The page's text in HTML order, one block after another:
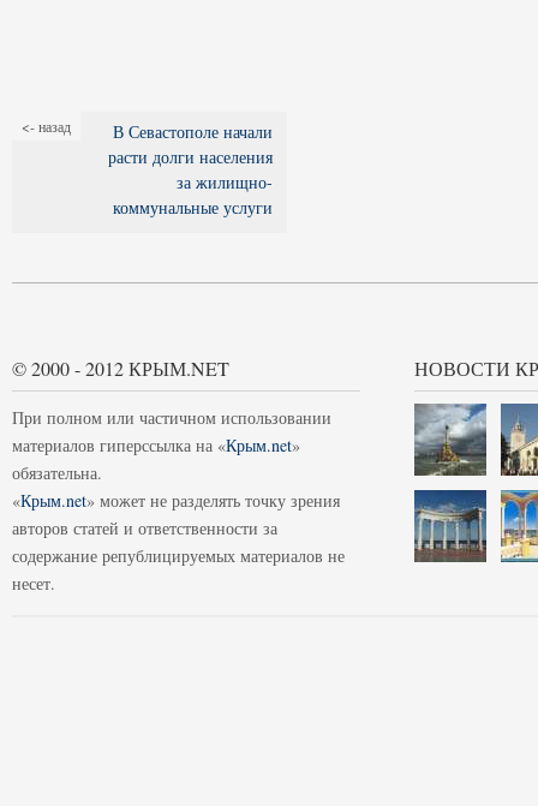
<- назад
В Севастополе начали
расти долги населения
за жилищно-
коммунальные услуги
© 2000 - 2012 КРЫМ.NET
При полном или частичном использовании
материалов гиперссылка на «Крым.net»
обязательна.
«Крым.net» может не разделять точку зрения
авторов статей и ответственности за
содержание републицируемых материалов не
несет.
НОВОСТИ